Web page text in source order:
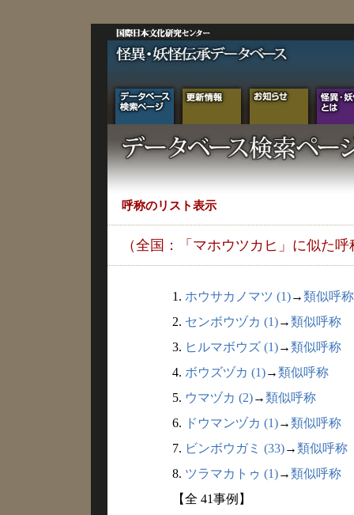
呼称のリスト表示
（全国：「マホウツカヒ」に似た呼
1. ホウサカノマツ (1)→類似呼称
2. センボウヅカ (1)→類似呼称
3. ヒルマボウズ (1)→類似呼称
4. ボウズヅカ (1)→類似呼称
5. ウマヅカ (2)→類似呼称
6. ドウマンヅカ (1)→類似呼称
7. ビンボウガミ (33)→類似呼称
8. ツラマカトゥ (1)→類似呼称
【全 41事例】